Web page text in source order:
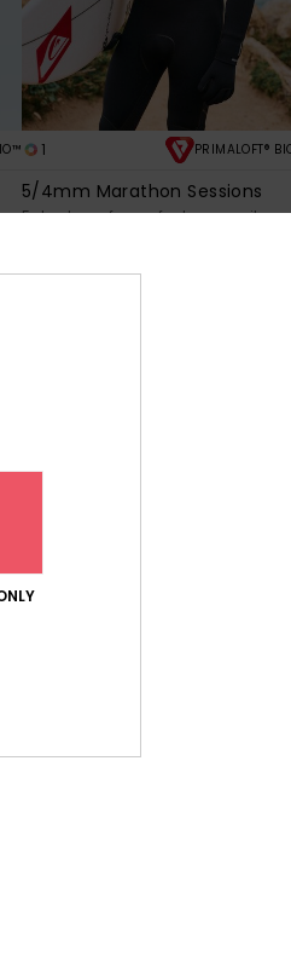
1 PRIMALOFT®
5/4mm Marathon Sessions
Fato de surf com fecho no peito e
450,00 €